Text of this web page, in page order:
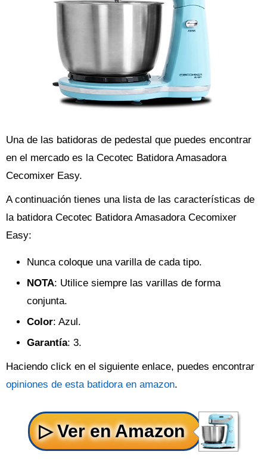
Una de las batidoras de pedestal que puedes encontrar
en el mercado es la Cecotec Batidora Amasadora
Cecomixer Easy.
A continuación tienes una lista de las características de
la batidora Cecotec Batidora Amasadora Cecomixer
Easy:
Nunca coloque una varilla de cada tipo.
NOTA: Utilice siempre las varillas de forma
conjunta.
Color: Azul.
Garantía: 3.
Haciendo click en el siguiente enlace, puedes encontrar
opiniones de esta batidora en amazon.